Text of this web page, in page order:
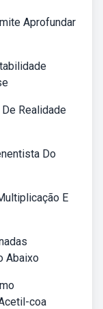
Aprofundar
Realidade
Do
E
Abaixo
coa